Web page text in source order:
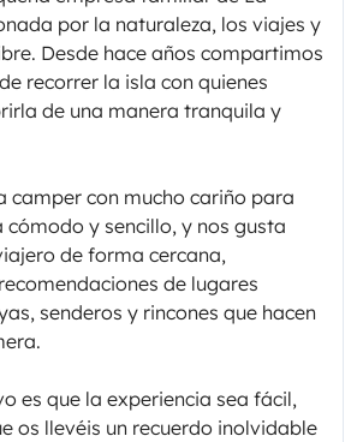
por la naturaleza, los viajes y
Desde hace años compartimos
recorrer la isla con quienes
de una manera tranquila y
camper con mucho cariño para
cómodo y sencillo, y nos gusta
de forma cercana,
de lugares
senderos y rincones que hacen
es que la experiencia sea fácil,
os llevéis un recuerdo inolvidable